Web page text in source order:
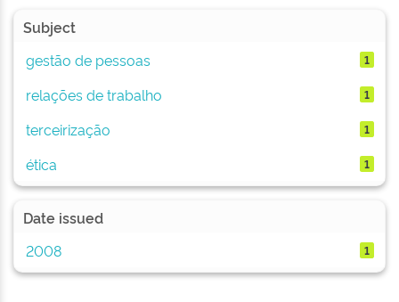
Subject
gestão de pessoas
1
relações de trabalho 1
terceirização 1
ética 1
Date issued
2008
1